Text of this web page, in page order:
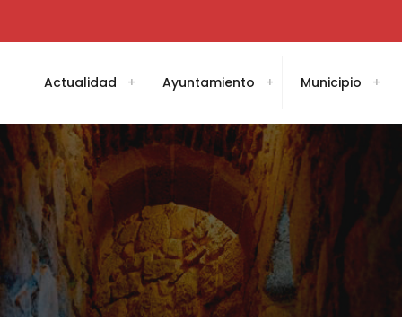
Actualidad Ayuntamiento Municipio